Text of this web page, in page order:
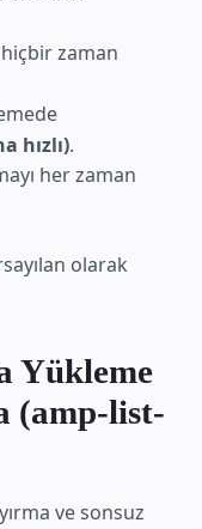
zaman
hızlı).
her zaman
olarak
Yükleme
(amp-list-
ve sonsuz